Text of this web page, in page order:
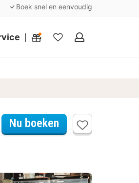
Boek snel en eenvoudig
Mijn
Nu boeken